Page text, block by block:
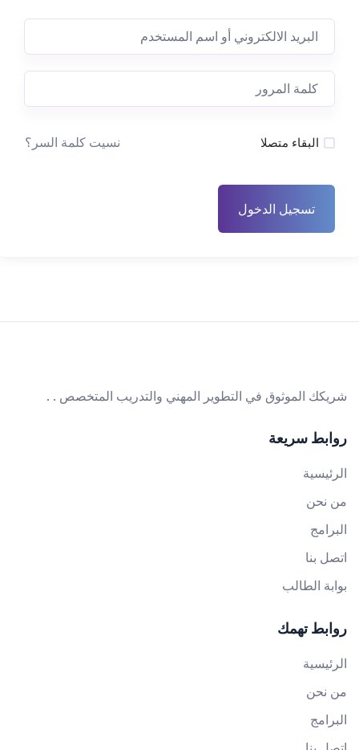
البقاء متصلا نسيت كلمة السر؟
تسجيل الدخول
شريكك الموثوق في التطوير المهني والتدريب المتخصص . .
روابط سريعة
الرئيسية
من نحن
البرامج
اتصل بنا
بوابة الطالب
روابط تهمك
الرئيسية
من نحن
البرامج